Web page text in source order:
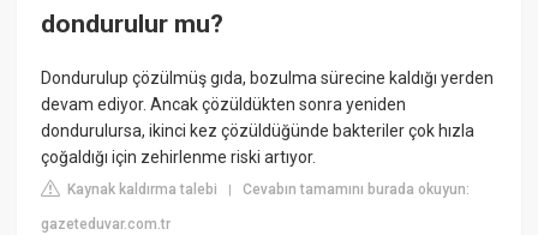
dondurulur mu?
Dondurulup çözülmüş gıda, bozulma sürecine kaldığı yerden
devam ediyor. Ancak çözüldükten sonra yeniden
dondurulursa, ikinci kez çözüldüğünde bakteriler çok hızla
çoğaldığı için zehirlenme riski artıyor.
Kaynak kaldırma talebi |Cevabın tamamını burada okuyun:
gazeteduvar.com.tr